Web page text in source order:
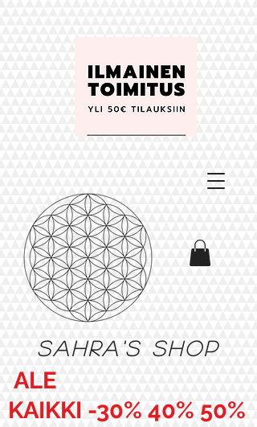
Sahra's shop
ALE
KAIKKI -30% 40% 50%